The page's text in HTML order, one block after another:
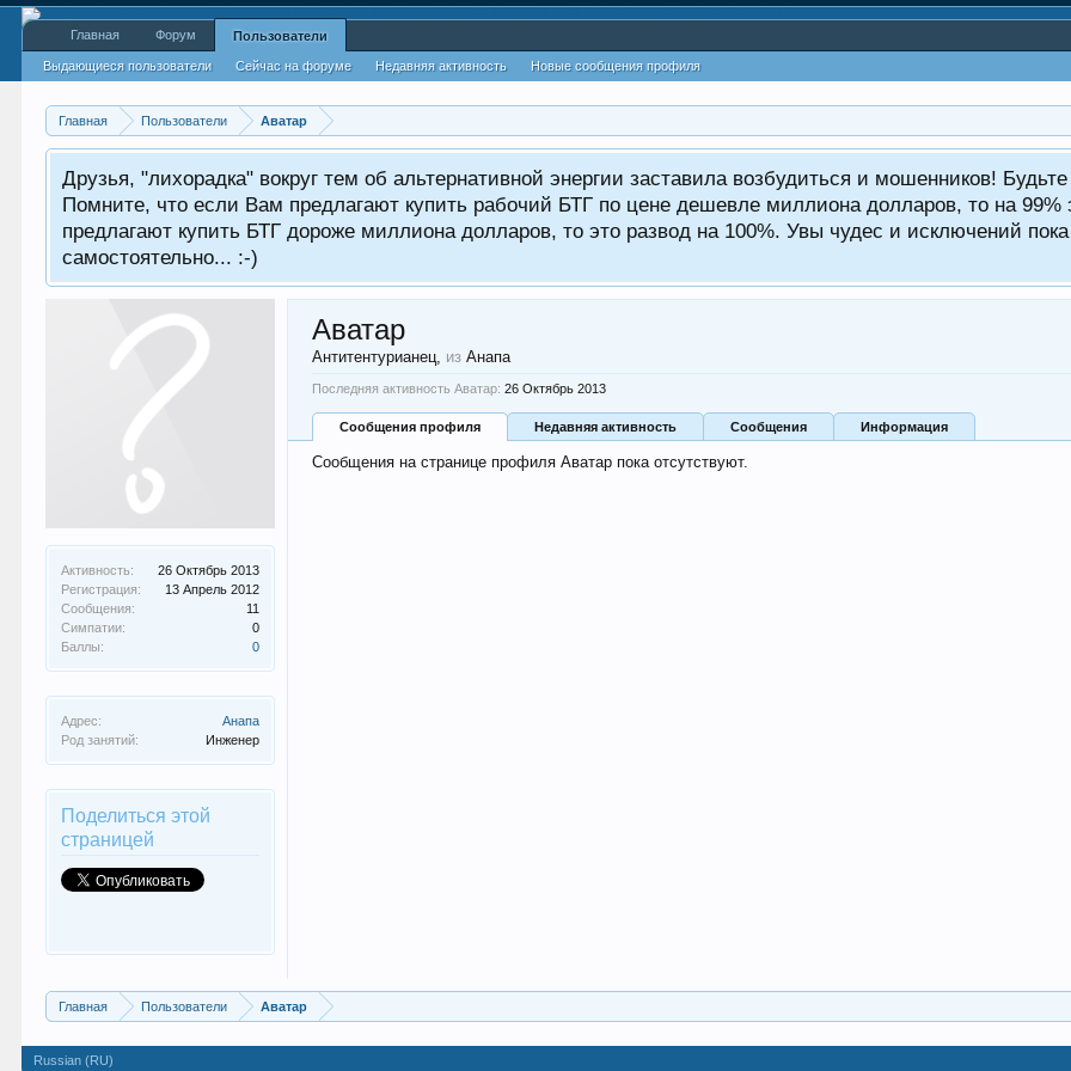
Главная Пользователи Аватар
Друзья, "лихорадка" вокруг тем об альтернативной энергии заставила возбудиться и мошенников!
Помните, что если Вам предлагают купить рабочий БТГ по цене дешевле миллиона долларов, то на
предлагают купить БТГ дороже миллиона долларов, то это развод на 100%. Увы чудес и исключений
самостоятельно... :-)
Активность:
26 Октябрь 2013
Регистрация:
13 Апрель 2012
Сообщения:
11
Симпатии:
0
Баллы:
0
Адрес:
Анапа
Род занятий:
Инженер
Поделиться этой
страницей
Аватар
Антитентурианец, из Анапа
Последняя активность Аватар: 26 Октябрь 2013
Сообщения профиля Недавняя активность Сообщения Информация
Сообщения на странице профиля Аватар пока отсутствуют.
Главная Пользователи Аватар
Главная Форум Пользователи
Выдающиеся пользователи Сейчас на форуме Недавняя активность Новые сообщения профиля
Russian (RU)